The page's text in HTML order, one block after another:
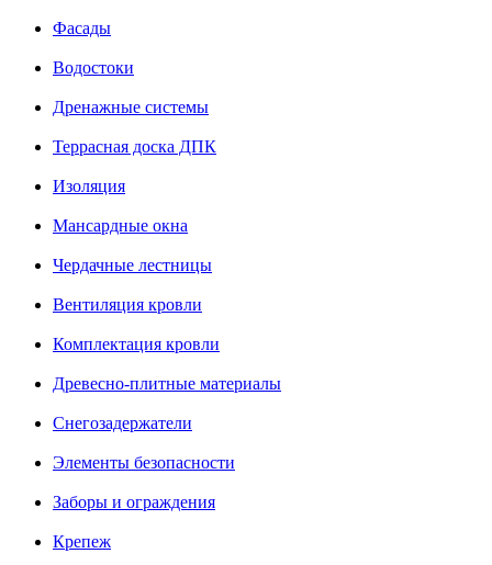
Фасады
Водостоки
Дренажные системы
Террасная доска ДПК
Изоляция
Мансардные окна
Чердачные лестницы
Вентиляция кровли
Комплектация кровли
Древесно-плитные материалы
Снегозадержатели
Элементы безопасности
Заборы и ограждения
Крепеж